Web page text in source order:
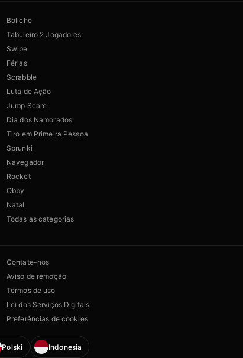
Boliche
Tabuleiro 2 Jogadores
Swipe
Férias
Scrabble
Luta de Ação
Jump Scare
Dia dos Namorados
Tiro em Primeira Pessoa
Sprunki
Navegador
Rocket
Obby
Natal
Todas as categorias
Contate-nos
Aviso de remoção
Termos de uso
Lei dos Serviços Digitais
Preferências de cookies
Polski Indonesia